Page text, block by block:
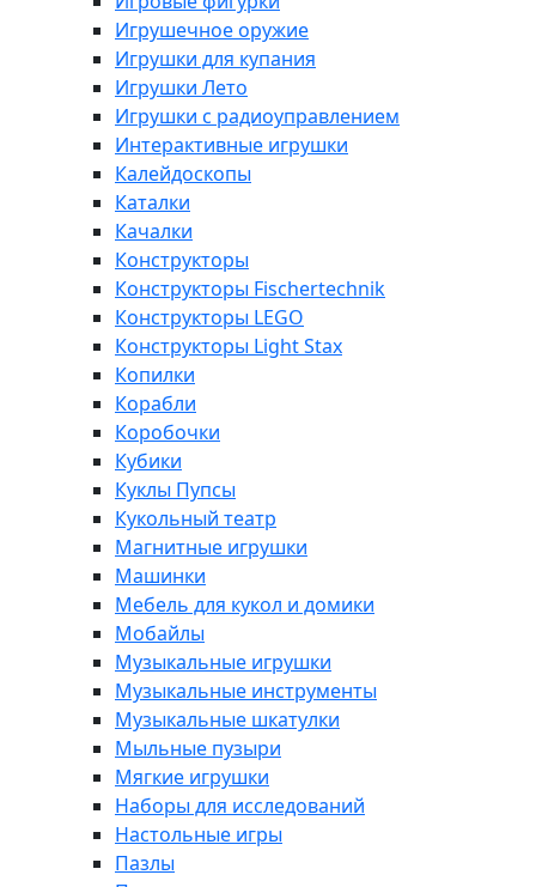
Игрушечное оружие
Игрушки для купания
Игрушки Лето
Игрушки с радиоуправлением
Интерактивные игрушки
Калейдоскопы
Каталки
Качалки
Конструкторы
Конструкторы Fisсhertechnik
Конструкторы LEGO
Конструкторы Light Stax
Копилки
Корабли
Коробочки
Кубики
Куклы Пупсы
Кукольный театр
Магнитные игрушки
Машинки
Мебель для кукол и домики
Мобайлы
Музыкальные игрушки
Музыкальные инструменты
Музыкальные шкатулки
Мыльные пузыри
Мягкие игрушки
Наборы для исследований
Настольные игры
Пазлы